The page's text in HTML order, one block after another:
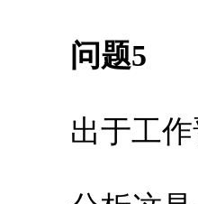
问题5
出于工作